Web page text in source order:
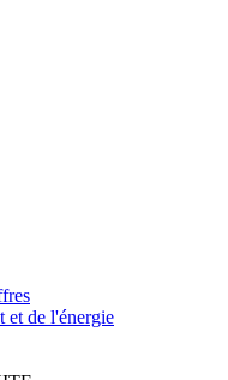
et de l'énergie